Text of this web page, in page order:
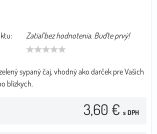
Zatiaľ bez hodnotenia. Buďte prvý!
sypaný čaj, vhodný ako darček pre Vašich
blízkych.
3,60 € s DPH